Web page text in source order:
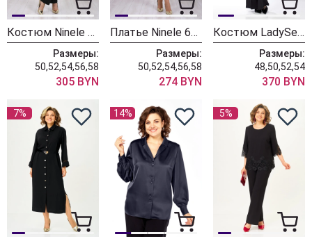
Костюм Ninele 6116 черный
Размеры:
50,52,54,56,58
305 BYN
Платье Ninele 6103 черный
Размеры:
50,52,54,56,58
274 BYN
Костюм LadySecret 25225 черный
Размеры:
48,50,52,54
370 BYN
7% 14% 5%